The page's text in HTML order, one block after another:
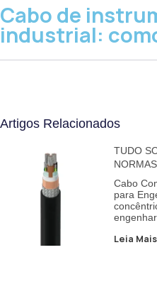
Cabo de
industrial:
Artigos Relacionados
TUDO
Cabo
para
Leia